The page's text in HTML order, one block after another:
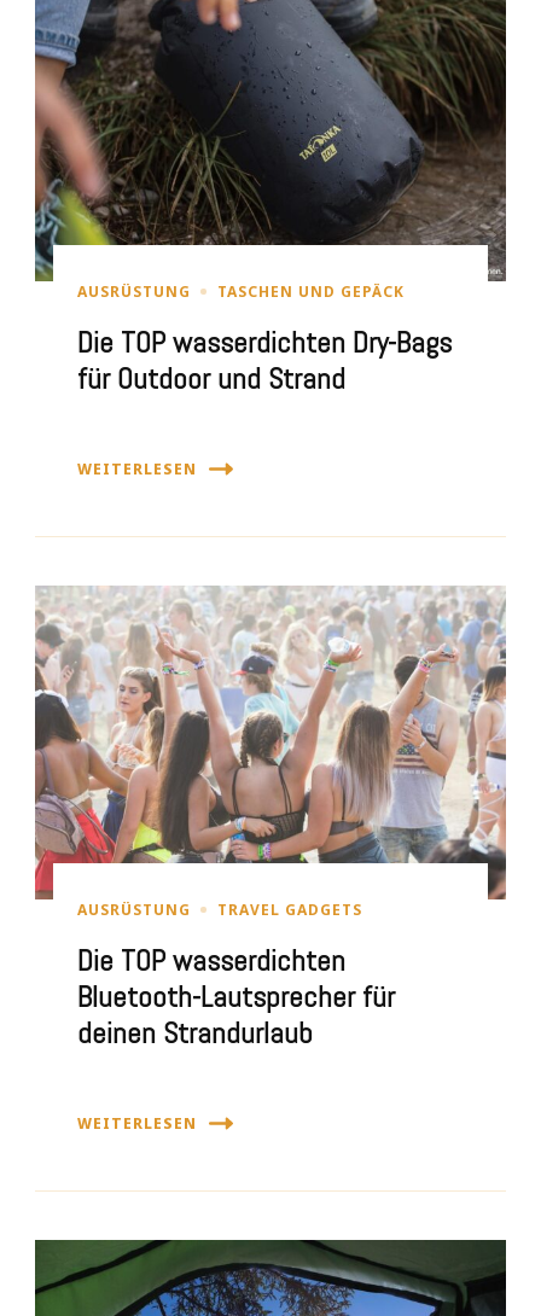
AUSRÜSTUNG TASCHEN UND GEPÄCK
Die TOP wasserdichten Dry-Bags
für Outdoor und Strand
WEITERLESEN
AUSRÜSTUNG TRAVEL GADGETS
Die TOP wasserdichten
Bluetooth-Lautsprecher für
deinen Strandurlaub
WEITERLESEN